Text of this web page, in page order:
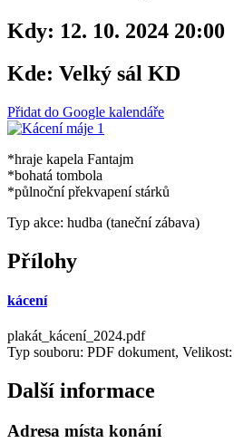
Kdy: 12. 10. 2024 20:00
Kde: Velký sál KD
Přidat do Google kalendáře
*hraje kapela Fantajm
*bohatá tombola
*půlnoční překvapení stárků
Typ akce: hudba (taneční zábava)
Přílohy
kácení
plakát_kácení_2024.pdf
Typ souboru: PDF dokument,
Další informace
Adresa místa konání